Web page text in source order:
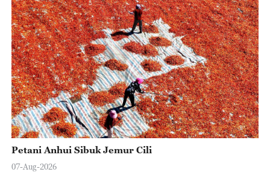
Petani Anhui Sibuk Jemur Cili
07-Aug-2026